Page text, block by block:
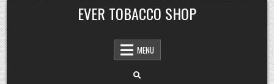
Skip
to
content
EVER TOBACCO SHOP
MENU